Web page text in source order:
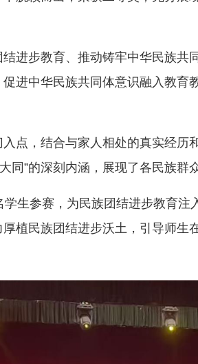
进步教育、推动铸牢中华民族共
进中华民族共同体意识融入教育
点，结合与家人相处的真实经历
同”的深刻内涵，展现了各民族群
生参赛，为民族团结进步教育
植民族团结进步沃土，引导师